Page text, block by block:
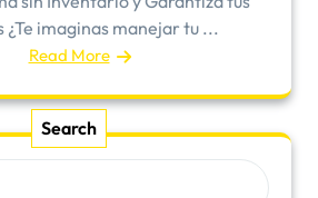
¿Te imaginas manejar tu ...
Read More
Search